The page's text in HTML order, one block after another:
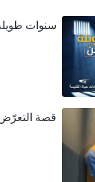
سنوات
قصة التعرّض للاعتقال مرتين